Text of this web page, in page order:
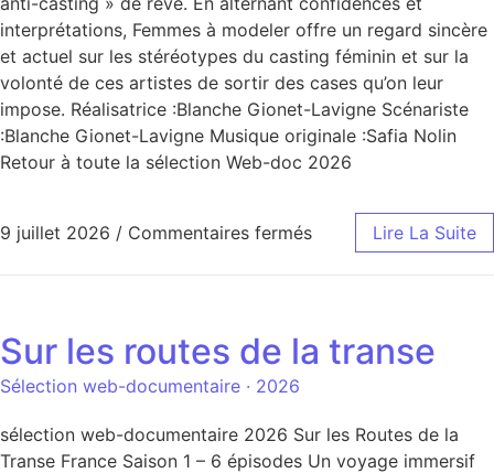
interprétations, Femmes à modeler offre un regard sincère
et actuel sur les stéréotypes du casting féminin et sur la
volonté de ces artistes de sortir des cases qu’on leur
impose. Réalisatrice :Blanche Gionet-Lavigne Scénariste
:Blanche Gionet-Lavigne Musique originale :Safia Nolin
Retour à toute la sélection Web-doc 2026
9 juillet 2026 / Commentaires fermés Lire La Suite
Sur les routes de la transe
Sélection web-documentaire · 2026
sélection web-documentaire 2026 Sur les Routes de la
Transe France Saison 1 – 6 épisodes Un voyage immersif